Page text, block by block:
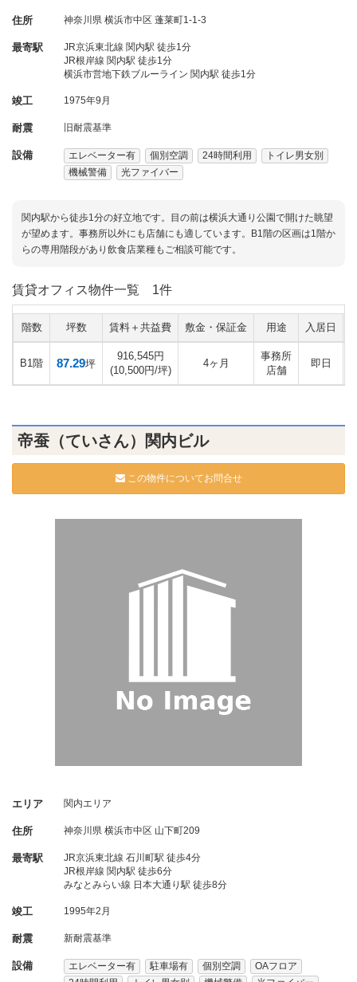
住所 神奈川県 横浜市中区 蓬莱町1-1-3
最寄駅
JR京浜東北線 関内駅 徒歩1分
JR根岸線 関内駅 徒歩1分
横浜市営地下鉄ブルーライン 関内駅 徒歩1分
竣工 1975年9月
耐震 旧耐震基準
設備 エレベーター有 個別空調 24時間利用
トイレ男女別
機械警備
光ファイバー
関内駅から徒歩1分の好立地です。目の前は横浜大通り公園で開けた眺望
が望めます。事務所以外にも店舗にも適しています。B1階の区画は1階か
らの専用階段があり飲食店業種もご相談可能です。
賃貸オフィス物件一覧 1件
階数 坪数 賃料＋共益費 敷金・保証金 用途 入居日
B1階 87.29坪
916,545円
(10,500円/坪)
4ヶ月
事務所
店舗
即日
帝蚕（ていさん）関内ビル
この物件についてお問合せ
エリア 関内エリア
住所 神奈川県 横浜市中区 山下町209
最寄駅
JR京浜東北線 石川町駅 徒歩4分
JR根岸線 関内駅 徒歩6分
みなとみらい線 日本大通り駅 徒歩8分
竣工 1995年2月
耐震 新耐震基準
設備 エレベーター有 駐車場有 個別空調
OAフロア